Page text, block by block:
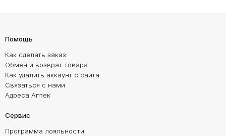
Помощь
Как сделать заказ
Обмен и возврат товара
Как удалить аккаунт с сайта
Связаться с нами
Адреса Аптек
Сервис
Программа лояльности